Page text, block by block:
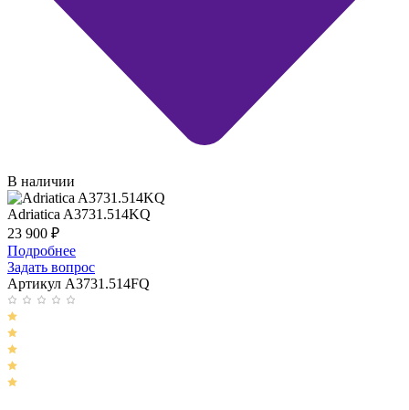
В наличии
Adriatica A3731.514KQ
23 900 ₽
Подробнее
Задать вопрос
Артикул A3731.514FQ